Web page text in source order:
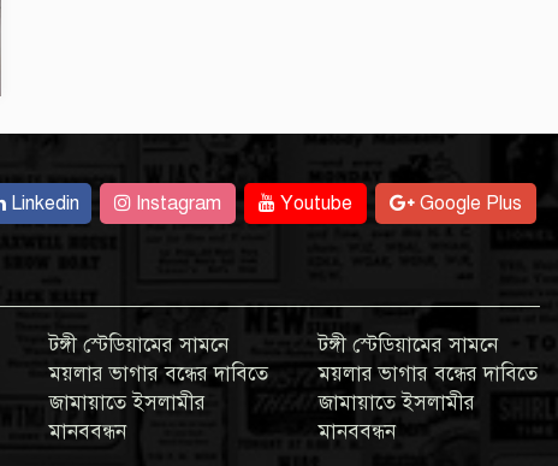
Linkedin Instagram Youtube Google Plus
টঙ্গী স্টেডিয়ামের সামনে
ময়লার ভাগার বন্ধের দাবিতে
জামায়াতে ইসলামীর
মানববন্ধন
টঙ্গী স্টেডিয়ামের সামনে
ময়লার ভাগার বন্ধের দাবিতে
জামায়াতে ইসলামীর
মানববন্ধন